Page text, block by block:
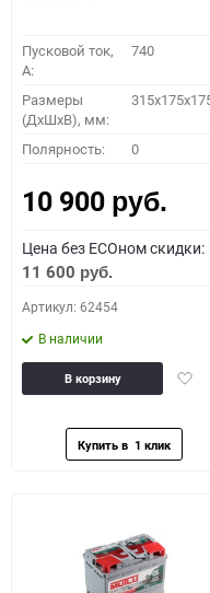
Пусковой ток,
A:
740
Размеры
(ДхШхВ), мм:
Полярность: 0
10 900 руб.
Цена без ECOном скидки:
11 600 руб.
Артикул: 62454
В наличии
В корзину